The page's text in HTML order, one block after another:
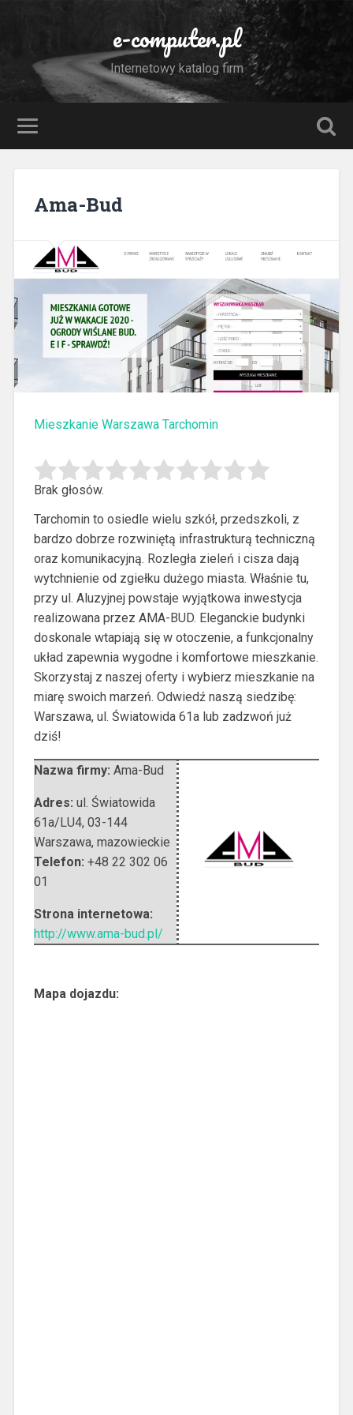
e-computer.pl
Internetowy katalog firm
Ama-Bud
Mieszkanie Warszawa Tarchomin
Brak głosów.
Tarchomin to osiedle wielu szkół, przedszkoli, z
bardzo dobrze rozwiniętą infrastrukturą techniczną
oraz komunikacyjną. Rozległa zieleń i cisza dają
wytchnienie od zgiełku dużego miasta. Właśnie tu,
przy ul. Aluzyjnej powstaje wyjątkowa inwestycja
realizowana przez AMA-BUD. Eleganckie budynki
doskonale wtapiają się w otoczenie, a funkcjonalny
układ zapewnia wygodne i komfortowe mieszkanie.
Skorzystaj z naszej oferty i wybierz mieszkanie na
miarę swoich marzeń. Odwiedź naszą siedzibę:
Warszawa, ul. Światowida 61a lub zadzwoń już
dziś!
Nazwa firmy: Ama-Bud
Adres: ul. Światowida
61a/LU4, 03-144
Warszawa, mazowieckie
Telefon: +48 22 302 06
01
Strona internetowa:
http://www.ama-bud.pl/
Mapa dojazdu: